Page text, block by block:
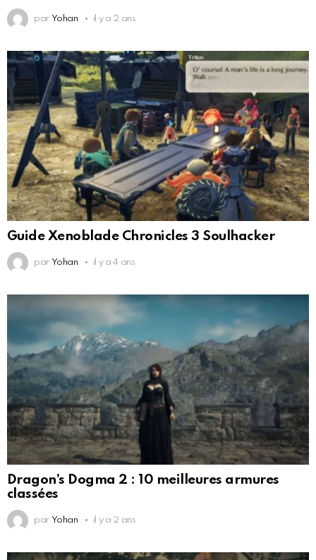
par Yohan il y a 2 ans
Guide Xenoblade Chronicles 3 Soulhacker
par Yohan il y a 4 ans
Dragon’s Dogma 2 : 10 meilleures armures
classées
par Yohan il y a 2 ans